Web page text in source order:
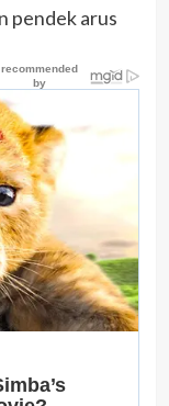
pendek arus